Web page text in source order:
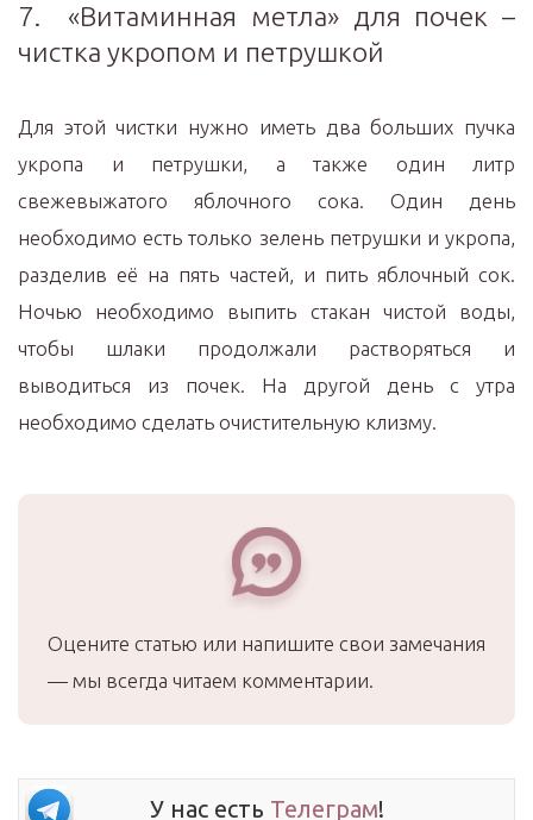
7. «Витаминная метла» для почек –
чистка укропом и петрушкой
Для этой чистки нужно иметь два больших пучка
укропа и петрушки, а также один литр
свежевыжатого яблочного сока. Один день
необходимо есть только зелень петрушки и укропа,
разделив её на пять частей, и пить яблочный сок.
Ночью необходимо выпить стакан чистой воды,
чтобы шлаки продолжали растворяться и
выводиться из почек. На другой день с утра
необходимо сделать очистительную клизму.
Оцените статью или напишите свои замечания
— мы всегда читаем комментарии.
У нас есть Телеграм!